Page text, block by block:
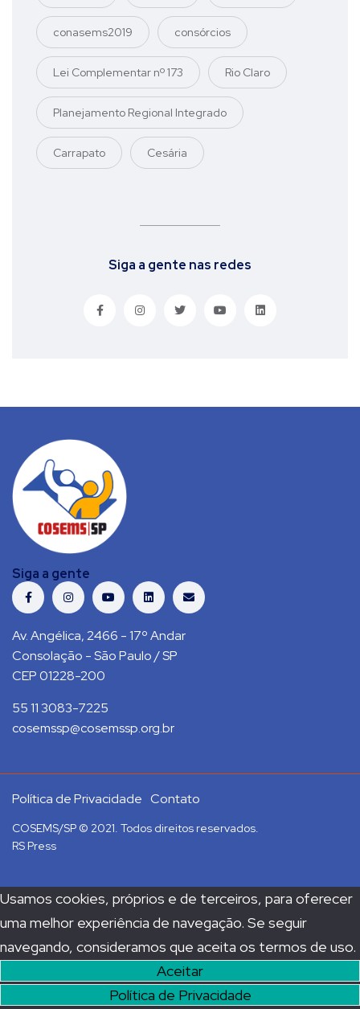
conasems2019 consórcios
Lei Complementar nº 173 Rio Claro
Planejamento Regional Integrado
Carrapato Cesária
Siga a gente nas redes
Siga a gente
Av. Angélica, 2466 - 17º Andar
Consolação - São Paulo / SP
CEP 01228-200
55 11 3083-7225
cosemssp@cosemssp.org.br
Política de Privacidade Contato
COSEMS/SP © 2021. Todos direitos reservados.
RS Press
Usamos cookies, próprios e de terceiros, para oferecer
uma melhor experiência de navegação. Se seguir
navegando, consideramos que aceita os termos de uso.
Aceitar
Política de Privacidade